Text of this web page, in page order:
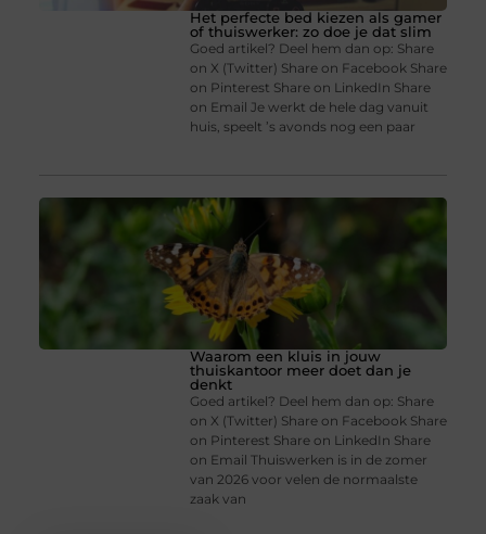
Het perfecte bed kiezen als gamer
of thuiswerker: zo doe je dat slim
Goed artikel? Deel hem dan op: Share
on X (Twitter) Share on Facebook Share
on Pinterest Share on LinkedIn Share
on Email Je werkt de hele dag vanuit
huis, speelt ’s avonds nog een paar
Waarom een kluis in jouw
thuiskantoor meer doet dan je
denkt
Goed artikel? Deel hem dan op: Share
on X (Twitter) Share on Facebook Share
on Pinterest Share on LinkedIn Share
on Email Thuiswerken is in de zomer
van 2026 voor velen de normaalste
zaak van